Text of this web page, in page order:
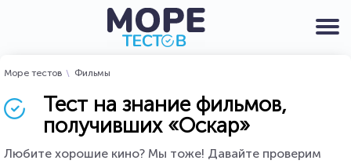
Море тестов Фильмы
Тест на знание фильмов,
получивших «Оскар»
Любите хорошие кино? Мы тоже! Давайте проверим